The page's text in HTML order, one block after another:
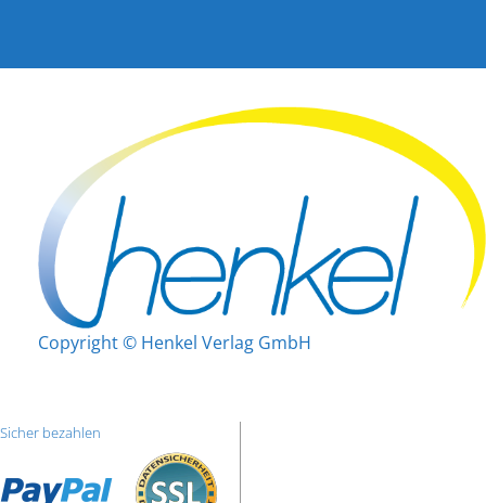
Copyright © Henkel Verlag GmbH
Sicher bezahlen